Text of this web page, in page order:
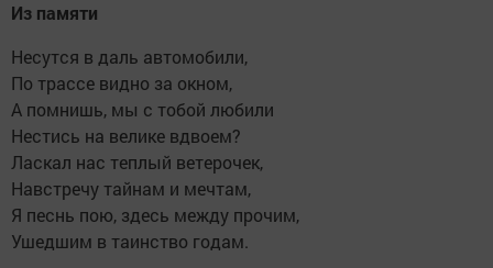
Из памяти
Несутся в даль автомобили,
По трассе видно за окном,
А помнишь, мы с тобой любили
Нестись на велике вдвоем?
Ласкал нас теплый ветерочек,
Навстречу тайнам и мечтам,
Я песнь пою, здесь между прочим,
Ушедшим в таинство годам.